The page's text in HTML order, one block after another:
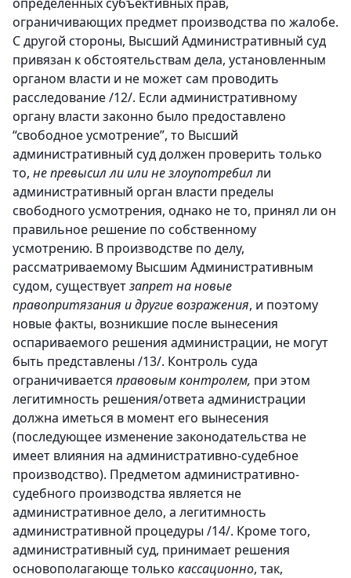
ограничивающих предмет производства по жалобе.
С другой стороны, Высший Административный суд
привязан к обстоятельствам дела, установленным
органом власти и не может сам проводить
расследование /12/. Если административному
органу власти законно было предоставлено
“свободное усмотрение”, то Высший
административный суд должен проверить только
то, не превысил ли или не злоупотребил ли
административный орган власти пределы
свободного усмотрения, однако не то, принял ли он
правильное решение по собственному
усмотрению. В производстве по делу,
рассматриваемому Высшим Административным
судом, существуетзапрет на новые
правопритязания и другие возражения, и поэтому
новые факты, возникшие после вынесения
оспариваемого решения администрации, не могут
быть представлены /13/. Контроль суда
ограничивается правовым контролем, при этом
легитимность решения/ответа администрации
должна иметься в момент его вынесения
(последующее изменение законодательства не
имеет влияния на административно-судебное
производство). Предметом административно-
судебного производства является не
административное дело, а легитимность
административной процедуры /14/. Кроме того,
административный суд, принимает решения
основополагающе только кассационно, так,